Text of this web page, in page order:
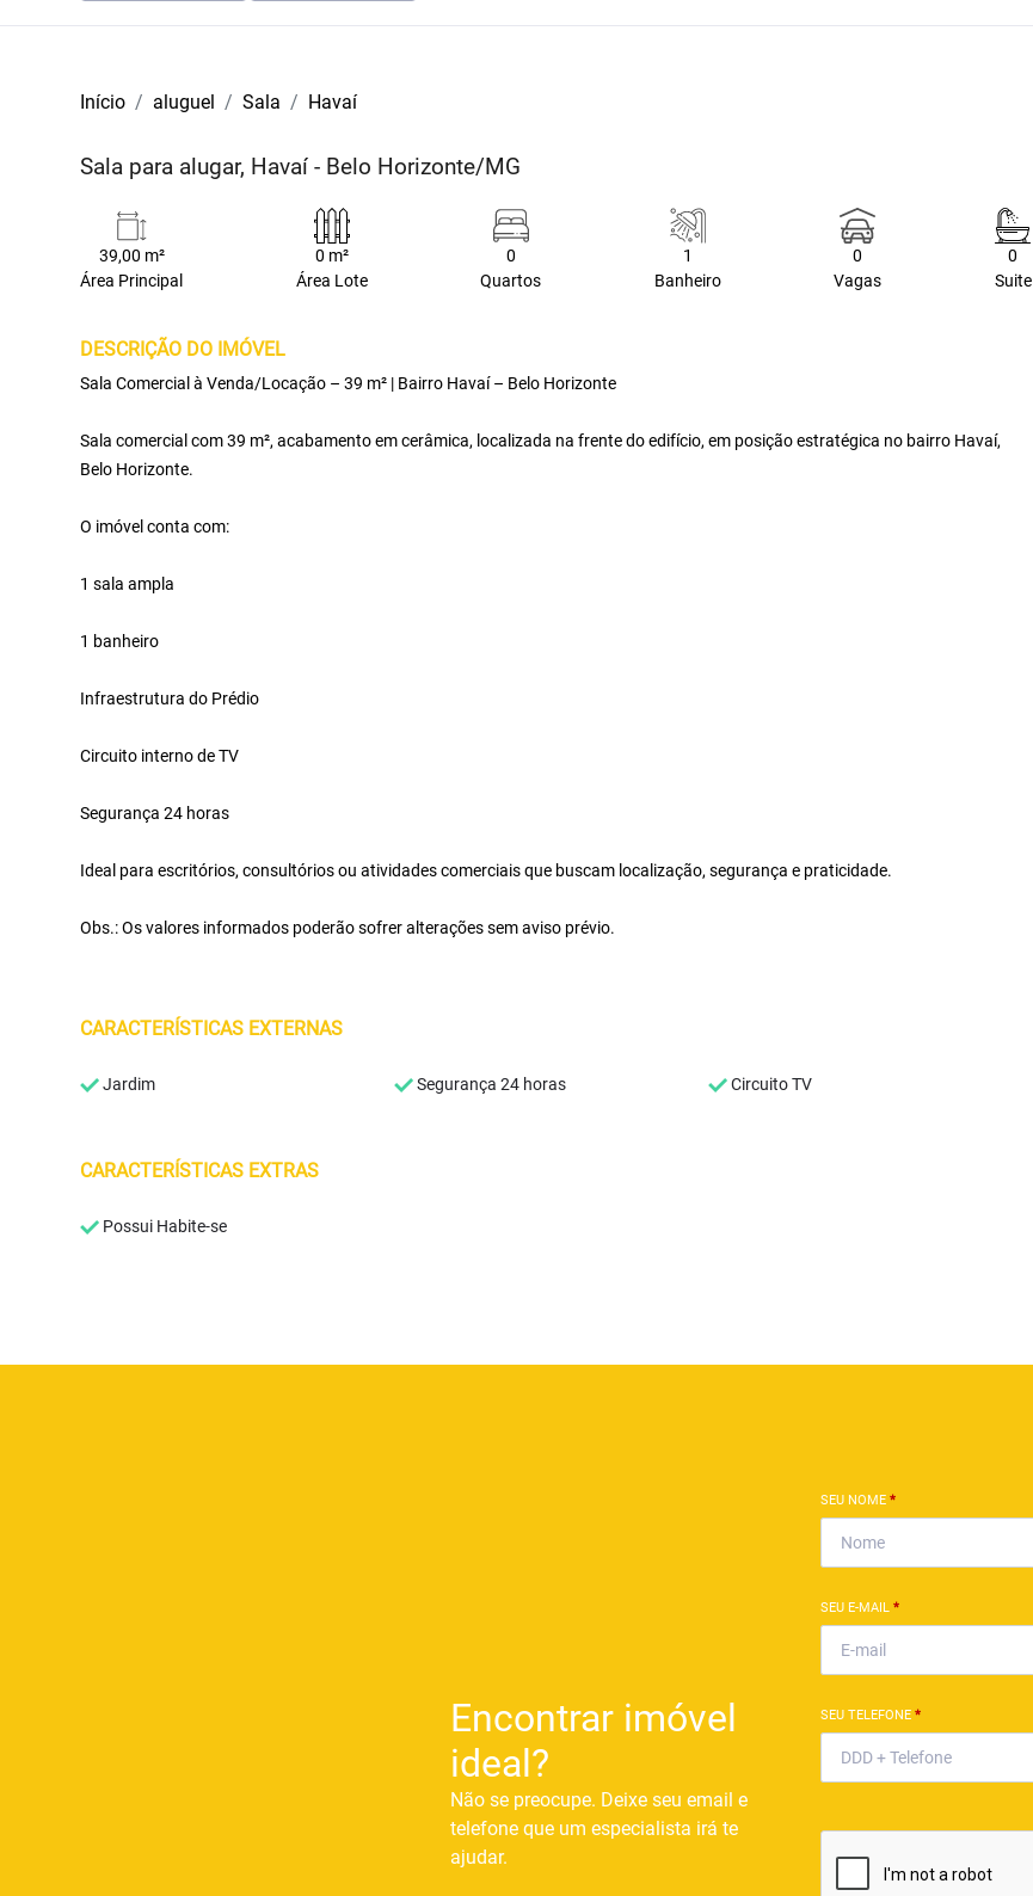
Início aluguel Sala Havaí
Sala para alugar, Havaí - Belo Horizonte/MG
39,00 m²
Área Principal
0 m²
Área Lote
0
Quartos
1
Banheiro
0
Vagas
0
Suite
DESCRIÇÃO DO IMÓVEL
Sala Comercial à Venda/Locação – 39 m² | Bairro Havaí – Belo Horizonte
Sala comercial com 39 m², acabamento em cerâmica, localizada na frente do edifício, em posição estratégica no bairro Havaí,
Belo Horizonte.
O imóvel conta com:
1 sala ampla
1 banheiro
Infraestrutura do Prédio
Circuito interno de TV
Segurança 24 horas
Ideal para escritórios, consultórios ou atividades comerciais que buscam localização, segurança e praticidade.
Obs.: Os valores informados poderão sofrer alterações sem aviso prévio.
CARACTERÍSTICAS EXTERNAS
Jardim Segurança 24 horas Circuito TV
CARACTERÍSTICAS EXTRAS
Possui Habite-se
Encontrar imóvel
ideal?
Não se preocupe. Deixe seu email e
telefone que um especialista irá te
ajudar.
SEU NOME *
SEU E-MAIL *
SEU TELEFONE *